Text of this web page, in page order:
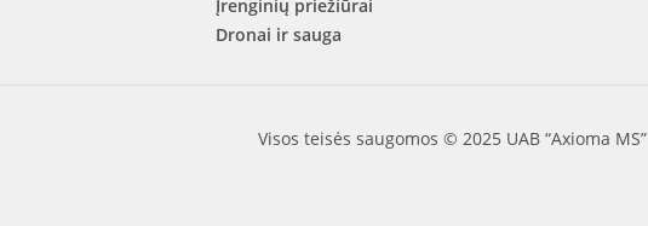
Įrenginių priežiūrai
Dronai ir sauga
Visos teisės saugomos © 2025 UAB “Axioma MS”